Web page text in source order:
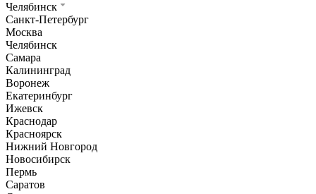
Челябинск
Санкт-Петербург
Москва
Челябинск
Самара
Калининград
Воронеж
Екатеринбург
Ижевск
Краснодар
Красноярск
Нижний Новгород
Новосибирск
Пермь
Саратов